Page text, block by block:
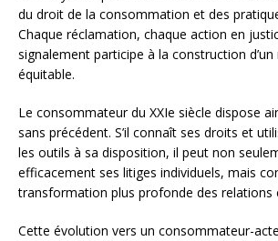
du droit de la consommation et des
Chaque réclamation, chaque action en
signalement participe à la construction d’un
équitable.
Le consommateur du XXIe siècle dispose
sans précédent. S’il connaît ses droits et
les outils à sa disposition, il peut non
efficacement ses litiges individuels, mais
transformation plus profonde des relations
Cette évolution vers un consommateur-